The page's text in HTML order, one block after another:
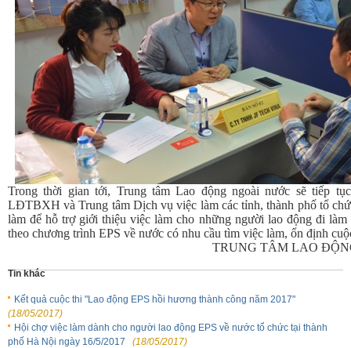
Trong thời gian tới, Trung tâm Lao động ngoài nước sẽ tiếp
LĐTBXH và Trung tâm Dịch vụ việc làm các tỉnh, thành phố tổ
làm để hỗ trợ giới thiệu việc làm cho những người lao động đi
theo chương trình EPS về nước có nhu cầu tìm việc làm, ổn định
TRUNG TÂM LAO
Tin khác
Kết quả cuộc thi "Lao động EPS hồi hương thành công năm 2017"
(18/05/2017)
Hội chợ việc làm dành cho người lao động EPS về nước tổ chức tại thành
phố Hà Nội ngày 16/5/2017
(18/05/2017)